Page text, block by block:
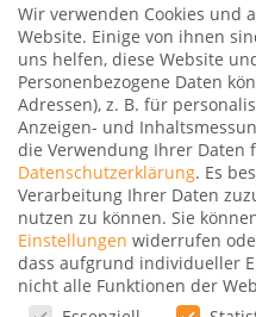
Aeromexico
einer
Gepostet von
Wir verwenden Cookies und
Website. Einige von ihnen
uns helfen, diese Website
Personenbezogene Daten
Adressen), z. B. für
Anzeigen- und
die Verwendung Ihrer Daten
Datenschutzerklärung. Es
Verarbeitung Ihrer Daten
nutzen zu können. Sie
Einstellungen widerrufen
dass aufgrund individueller
nicht alle Funktionen der
Datenschutzeinstellungen